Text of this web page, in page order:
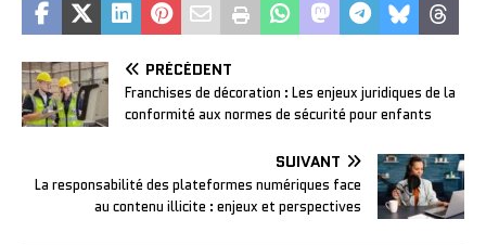
PRÉCÉDENT
Franchises de décoration : Les enjeux juridiques de la
conformité aux normes de sécurité pour enfants
SUIVANT
La responsabilité des plateformes numériques face
au contenu illicite : enjeux et perspectives